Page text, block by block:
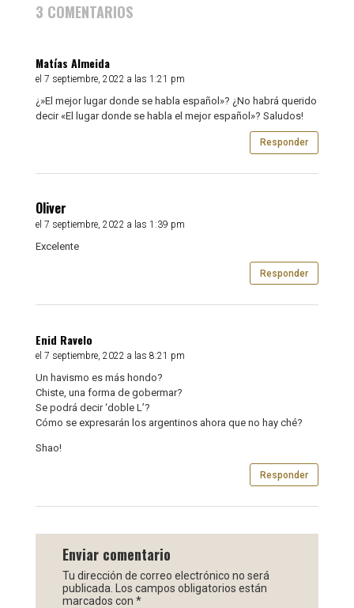
3 COMENTARIOS
Matías Almeida
el 7 septiembre, 2022 a las 1:21 pm
¿»El mejor lugar donde se habla español»? ¿No habrá querido
decir «El lugar donde se habla el mejor español»? Saludos!
Responder
Oliver
el 7 septiembre, 2022 a las 1:39 pm
Excelente
Responder
Enid Ravelo
el 7 septiembre, 2022 a las 8:21 pm
Un havismo es más hondo?
Chiste, una forma de gobermar?
Se podrá decir ‘doble L’?
Cómo se expresarán los argentinos ahora que no hay ché?
Shao!
Responder
Enviar comentario
Tu dirección de correo electrónico no será
publicada.
Los campos obligatorios están
marcados con *